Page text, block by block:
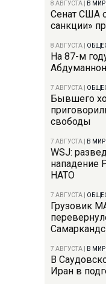
8 АВГУСТА В
Сенат США
санкции»
8 АВГУСТА
На 87-м
7 АВГУСТА
Бывшего
свободы
7 АВГУСТА В
WSJ:
нападение
НАТО
7 АВГУСТА
Грузовик
7 АВГУСТА В
В
Иран в